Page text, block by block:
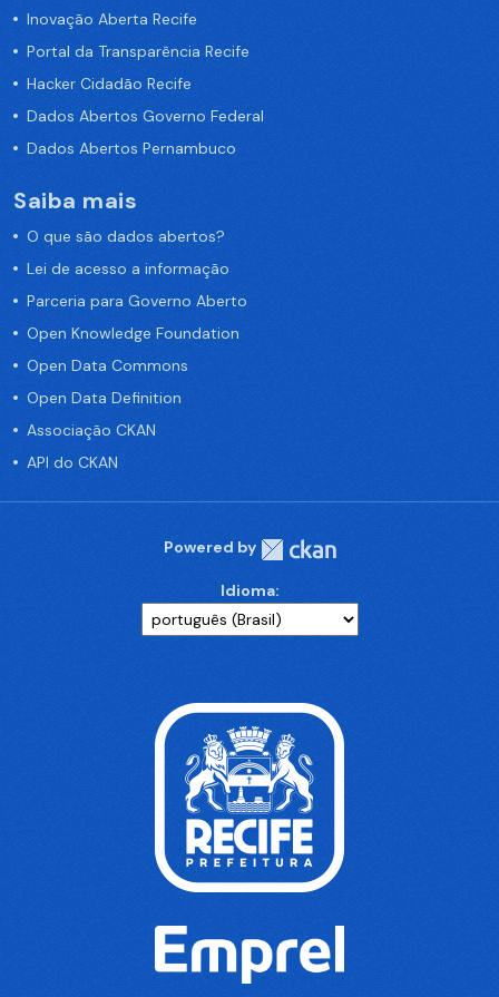
Inovação Aberta Recife
Portal da Transparência Recife
Hacker Cidadão Recife
Dados Abertos Governo Federal
Dados Abertos Pernambuco
Saiba mais
O que são dados abertos?
Lei de acesso a informação
Parceria para Governo Aberto
Open Knowledge Foundation
Open Data Commons
Open Data Definition
Associação CKAN
API do CKAN
Powered by
Idioma